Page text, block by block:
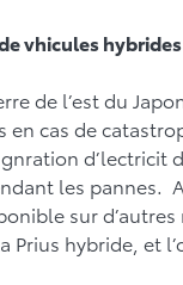
vhicules hybrides
de l’est du
cas de
d’lectricit
les pannes.
sur
hybride, et